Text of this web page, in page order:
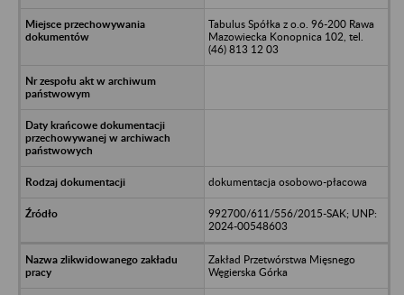
Tabulus Spółka z o.o. 96-200 Rawa
Mazowiecka Konopnica 102, tel.
(46) 813 12 03
dokumentacja osobowo-płacowa
992700/611/556/2015-SAK; UNP:
2024-00548603
Zakład Przetwórstwa Mięsnego
Węgierska Górka